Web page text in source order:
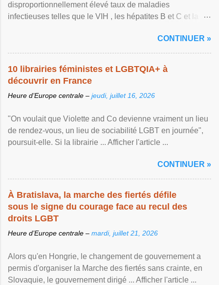
disproportionnellement élevé taux de maladies
infectieuses telles que le VIH , les hépatites B et C et la ...
CONTINUER »
10 librairies féministes et LGBTQIA+ à
découvrir en France
Heure d’Europe centrale – jeudi, juillet 16, 2026
"On voulait que Violette and Co devienne vraiment un lieu
de rendez-vous, un lieu de sociabilité LGBT en journée",
poursuit-elle. Si la librairie ... Afficher l'article ...
CONTINUER »
À Bratislava, la marche des fiertés défile
sous le signe du courage face au recul des
droits LGBT
Heure d’Europe centrale – mardi, juillet 21, 2026
Alors qu'en Hongrie, le changement de gouvernement a
permis d'organiser la Marche des fiertés sans crainte, en
Slovaquie, le gouvernement dirigé ... Afficher l'article ...